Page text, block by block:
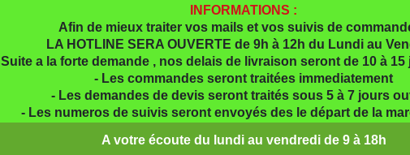
INFORMATIONS :
Afin de mieux traiter vos mails et vos suivis de
LA HOTLINE SERA OUVERTE de 9h à 12h du Lundi au
Suite a la forte demande , nos delais de livraison seront de 10 à
- Les commandes seront traitées immediatement
- Les demandes de devis seront traités sous 5 à 7 jours
- Les numeros de suivis seront envoyés des le départ de la
A votre écoute du lundi au vendredi de 9 à 18h